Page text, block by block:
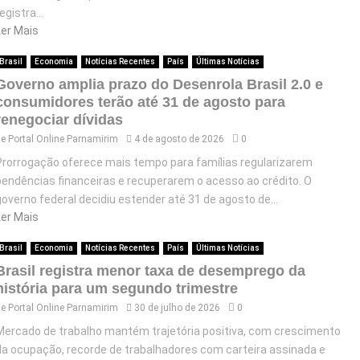
Mais
Brasil Economia Notícias Recentes País Últimas Notícias
amplia prazo do Desenrola Brasil 2.0 e
terão até 31 de agosto para
dívidas
Portal Online Parnamirim 4 de agosto de 2026 0
oferece mais tempo para famílias regularizarem
financeiras e recuperarem o acesso ao crédito. O
federal decidiu estender até 31 de agosto de...
Mais
Brasil Economia Notícias Recentes País Últimas Notícias
registra menor taxa de desemprego da
para um segundo trimestre
Portal Online Parnamirim 30 de julho de 2026 0
de trabalho mantém trajetória positiva, com crescimento
ocupação, recorde de trabalhadores com carteira assinada e